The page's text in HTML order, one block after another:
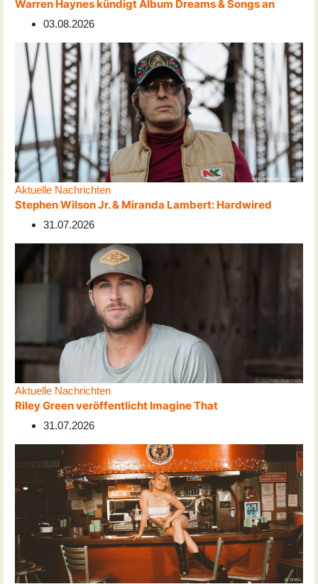
Warren Haynes kündigt Album Dreams & Songs an
03.08.2026
Aktuelle Nachrichten
Stephen Wilson Jr. & Miranda Lambert: Hardwired
31.07.2026
Aktuelle Nachrichten
Riley Green veröffentlicht Imagine That
31.07.2026